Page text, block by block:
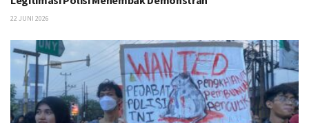
22 JUNI 2026